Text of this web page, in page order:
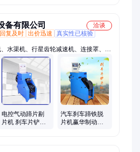
备有限公司
洽谈
回复及时 出价迅速
真实性已核验
水渠机、行星齿轮减速机、连接罩、减
、变速器、刮板机、轴承套、压浆槽、搅
输送机、切轨机、挡车杆、联轴器、碎
道带压开孔机、热水高压清洗机、桥梁
电控气动蹄片剔
片机 刹车片铲片
汽车刹车蹄铁脱
片机赢华制动蹄